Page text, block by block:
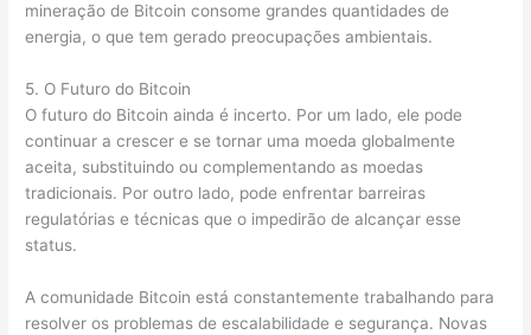
mineração de Bitcoin consome grandes quantidades de
energia, o que tem gerado preocupações ambientais.
5. O Futuro do Bitcoin
O futuro do Bitcoin ainda é incerto. Por um lado, ele pode
continuar a crescer e se tornar uma moeda globalmente
aceita, substituindo ou complementando as moedas
tradicionais. Por outro lado, pode enfrentar barreiras
regulatórias e técnicas que o impedirão de alcançar esse
status.
A comunidade Bitcoin está constantemente trabalhando para
resolver os problemas de escalabilidade e segurança. Novas